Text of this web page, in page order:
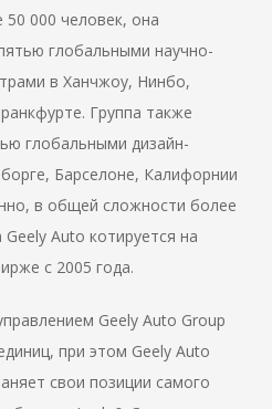
000 человек, она
глобальными научно-
в Ханчжоу, Нинбо,
Группа также
глобальными дизайн-
Барселоне, Калифорнии
в общей сложности более
Auto котируется на
с 2005 года.
Geely Auto Group
при этом Geely Auto
свои позиции самого